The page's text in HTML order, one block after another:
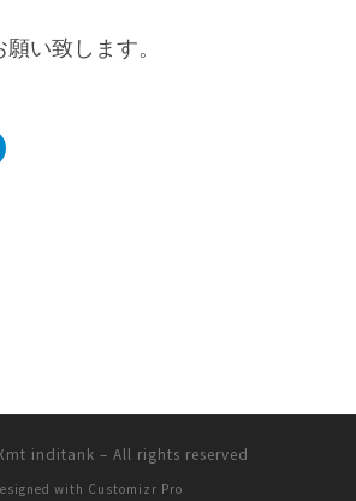
い致します。
inditank – All rights reserved
with Customizr Pro